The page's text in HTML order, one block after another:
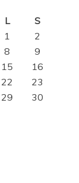
L
S
1
2
8
9
15
16
22
23
29
30